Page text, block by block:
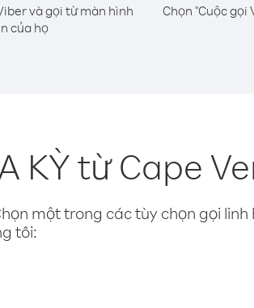
và gọi từ màn hình
của họ
Chọn "Cuộc
KỲ từ Cape
một trong các tùy chọn gọi
tôi: